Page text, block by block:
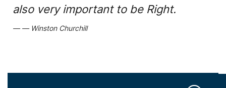
also very important to be Right.
Winston Churchill